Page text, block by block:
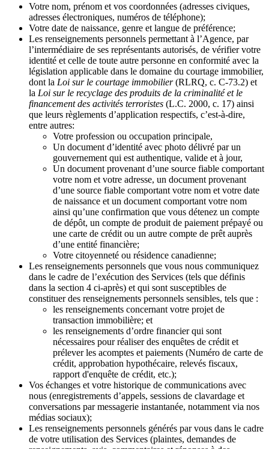
Votre nom, prénom et vos coordonnées (adresses civiques,
adresses électroniques, numéros de téléphone);
Votre date de naissance, genre et langue de préférence;
Les renseignements personnels permettant à l’Agence, par
l’intermédiaire de ses représentants autorisés, de vérifier votre
identité et celle de toute autre personne en conformité avec la
législation applicable dans le domaine du courtage immobilier,
dont la Loi sur le courtage immobilier(RLRQ, c. C-73.2) et
la Loi sur le recyclage des produits de la criminalité et le
financement des activités terroristes (L.C. 2000, c. 17) ainsi
que leurs règlements d’application respectifs, c’est-à-dire,
entre autres:
Votre profession ou occupation principale,
Un document d’identité avec photo délivré par un
gouvernement qui est authentique, valide et à jour,
Un document provenant d’une source fiable comportant
votre nom et votre adresse, un document provenant
d’une source fiable comportant votre nom et votre date
de naissance et un document comportant votre nom
ainsi qu’une confirmation que vous détenez un compte
de dépôt, un compte de produit de paiement prépayé ou
une carte de crédit ou un autre compte de prêt auprès
d’une entité financière;
Votre citoyenneté ou résidence canadienne;
Les renseignements personnels que vous nous communiquez
dans le cadre de l’exécution des Services (tels que définis
dans la section 4 ci-après) et qui sont susceptibles de
constituer des renseignements personnels sensibles, tels que :
les renseignements concernant votre projet de
transaction immobilière; et
les renseignements d’ordre financier qui sont
nécessaires pour réaliser des enquêtes de crédit et
prélever les acomptes et paiements (Numéro de carte de
crédit, approbation hypothécaire, relevés fiscaux,
rapport d'enquête de crédit, etc.);
Vos échanges et votre historique de communications avec
nous (enregistrements d’appels, sessions de clavardage et
conversations par messagerie instantanée, notamment via nos
médias sociaux);
Les renseignements personnels générés par vous dans le cadre
de votre utilisation des Services (plaintes, demandes de